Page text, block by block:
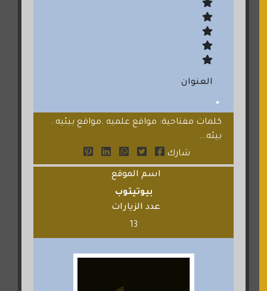
العنوان
كلمات مفتاحية: مواقع علميه .مواقع بيئيه .
بيئه...
شارك
اسم الموقع
بيوتيتوب
عدد الزيارات
13